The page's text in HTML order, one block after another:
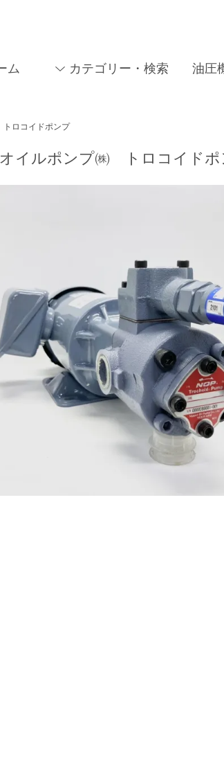
ム カテゴリー・検索 油圧
トロコイドポンプ
オイルポンプ㈱ トロコイド